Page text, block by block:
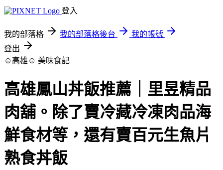
登入
我的部落格 我的部落格後台
我的帳號
登出
☺高雄☺ 美味食記
高雄鳳山丼飯推薦｜里昱精品
肉舖。除了賣冷藏冷凍肉品海
鮮食材等，還有賣百元生魚片
熟食丼飯